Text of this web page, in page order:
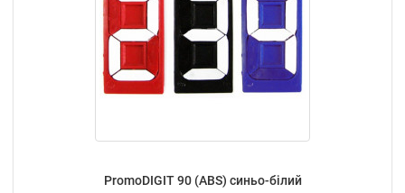
PromoDIGIT 90 (ABS) синьо-білий